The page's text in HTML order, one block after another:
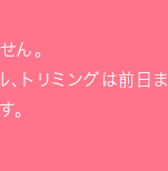
ん。
、トリミングは前日ま
。